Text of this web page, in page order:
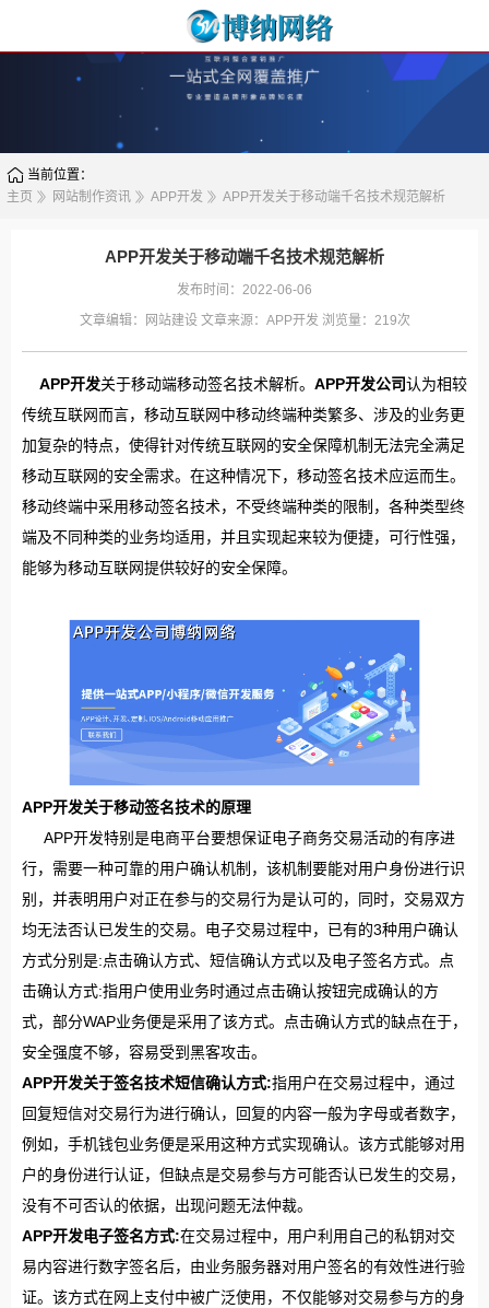
当前位置：
主页
网站制作资讯 APP开发 APP开发关于移动端千名技术规范解析
APP开发关于移动端千名技术规范解析
发布时间：2022-06-06
文章编辑：
网站建设文章来源： APP开发 浏览量： 219次
APP开发关于移动端移动签名技术解析。 APP开发公司认为相较
传统互联网而言，移动互联网中移动终端种类繁多、涉及的业务更
加复杂的特点，使得针对传统互联网的安全保障机制无法完全满足
移动互联网的安全需求。在这种情况下，移动签名技术应运而生。
移动终端中采用移动签名技术，不受终端种类的限制，各种类型终
端及不同种类的业务均适用，并且实现起来较为便捷，可行性强，
能够为移动互联网提供较好的安全保障。
APP开发关于移动签名技术的原理
APP开发特别是电商平台要想保证电子商务交易活动的有序进
行，需要一种可靠的用户确认机制，该机制要能对用户身份进行识
别，并表明用户对正在参与的交易行为是认可的，同时，交易双方
均无法否认已发生的交易。电子交易过程中，已有的3种用户确认
方式分别是:点击确认方式、短信确认方式以及电子签名方式。点
击确认方式:指用户使用业务时通过点击确认按钮完成确认的方
式，部分WAP业务便是采用了该方式。点击确认方式的缺点在于，
安全强度不够，容易受到黑客攻击。
APP开发关于签名技术短信确认方式:指用户在交易过程中，通过
回复短信对交易行为进行确认，回复的内容一般为字母或者数字，
例如，手机钱包业务便是采用这种方式实现确认。该方式能够对用
户的身份进行认证，但缺点是交易参与方可能否认已发生的交易，
没有不可否认的依据，出现问题无法仲裁。
APP开发电子签名方式:在交易过程中，用户利用自己的私钥对交
易内容进行数字签名后，由业务服务器对用户签名的有效性进行验
证。该方式在网上支付中被广泛使用，不仅能够对交易参与方的身